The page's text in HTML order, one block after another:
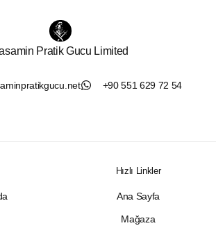
Pratik Gucu Limited
+90 551 629 72 54
Hızlı Linkler
Ana Sayfa
Mağaza